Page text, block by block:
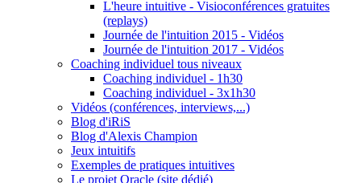
L'heure intuitive - Visioconférences gratuites
(replays)
Journée de l'intuition 2015 - Vidéos
Journée de l'intuition 2017 - Vidéos
Coaching individuel tous niveaux
Coaching individuel - 1h30
Coaching individuel - 3x1h30
Vidéos (conférences, interviews,...)
Blog d'iRiS
Blog d'Alexis Champion
Jeux intuitifs
Exemples de pratiques intuitives
Le projet Oracle (site dédié)